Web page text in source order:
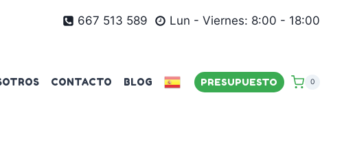
667 513 589 Lun - Viernes: 8:00 - 18:00
CONTACTO BLOG PRESUPUESTO 0